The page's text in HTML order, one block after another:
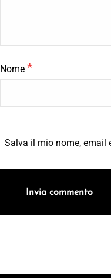
Nome*
Salva il mio nome, email